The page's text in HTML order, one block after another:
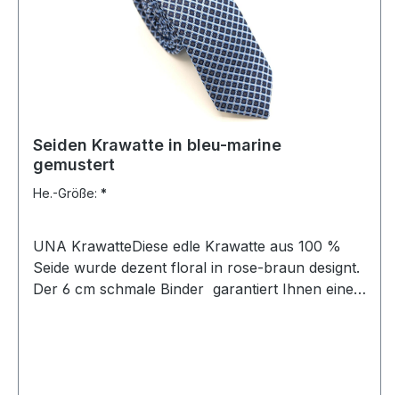
Seiden Krawatte in bleu-marine
gemustert
He.-Größe: *
UNA KrawatteDiese edle Krawatte aus 100 %
Seide wurde dezent floral in rose-braun designt.
Der 6 cm schmale Binder garantiert Ihnen einen